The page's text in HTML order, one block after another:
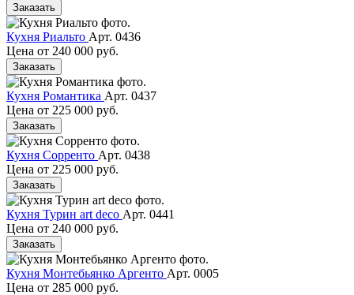
Заказать
Кухня Риальто Арт. 0436
Цена от 240 000 руб.
Заказать
Кухня Романтика Арт. 0437
Цена от 225 000 руб.
Заказать
Кухня Сорренто Арт. 0438
Цена от 225 000 руб.
Заказать
Кухня Турин art deco Арт. 0441
Цена от 240 000 руб.
Заказать
Кухня Монтебьянко Аргенто Арт. 0005
Цена от 285 000 руб.